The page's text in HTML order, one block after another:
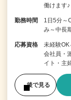
働けます♪
勤務時間
1日5分～
み～中長
応募資格
未経験
会社員・
イト・主
後で見る